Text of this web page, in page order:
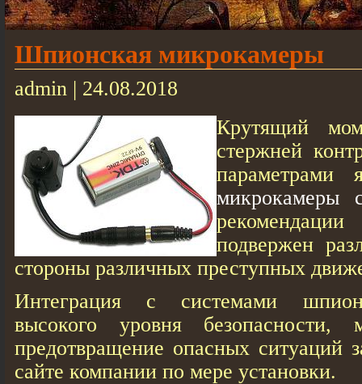
Шпионская микрокамеры
admin | 24.08.2018
Крутящий
стержней
параметрами
микрокамеры
подвержен
стороны различных преступных
Интеграция с системами
высокого уровня безопасности,
предотвращение опасных ситуаций
сайте компании по мере установки.